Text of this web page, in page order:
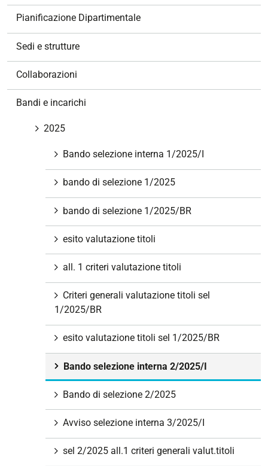
Pianificazione Dipartimentale
Sedi e strutture
Collaborazioni
Bandi e incarichi
2025
Bando selezione interna 1/2025/I
bando di selezione 1/2025
bando di selezione 1/2025/BR
esito valutazione titoli
all. 1 criteri valutazione titoli
Criteri generali valutazione titoli sel
1/2025/BR
esito valutazione titoli sel 1/2025/BR
Bando selezione interna 2/2025/I
Bando di selezione 2/2025
Avviso selezione interna 3/2025/I
sel 2/2025 all.1 criteri generali valut.titoli